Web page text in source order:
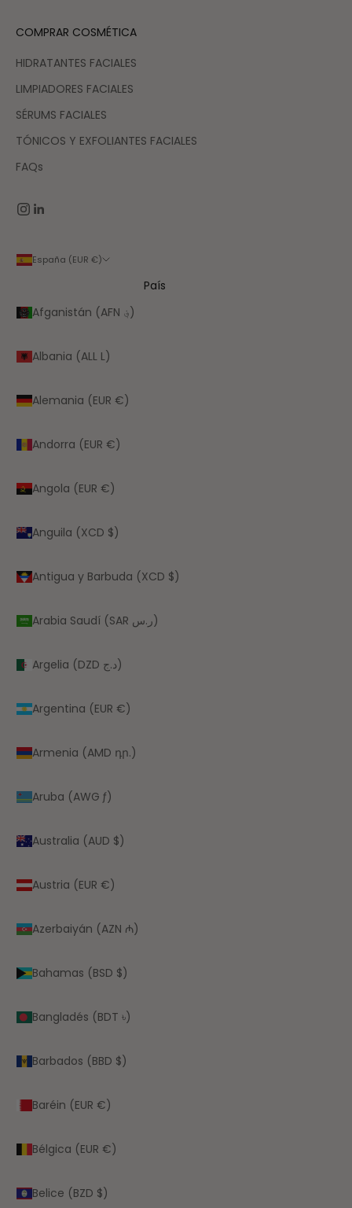
COMPRAR COSMÉTICA
HIDRATANTES FACIALES
LIMPIADORES FACIALES
SÉRUMS FACIALES
TÓNICOS Y EXFOLIANTES FACIALES
FAQs
España (EUR €)
País
Afganistán (AFN ؋)
Albania (ALL L)
Alemania (EUR €)
Andorra (EUR €)
Angola (EUR €)
Anguila (XCD $)
Antigua y Barbuda (XCD $)
Arabia Saudí (SAR ر.س)
Argelia (DZD د.ج)
Argentina (EUR €)
Armenia (AMD դր.)
Aruba (AWG ƒ)
Australia (AUD $)
Austria (EUR €)
Azerbaiyán (AZN ₼)
Bahamas (BSD $)
Bangladés (BDT ৳)
Barbados (BBD $)
Baréin (EUR €)
Bélgica (EUR €)
Belice (BZD $)